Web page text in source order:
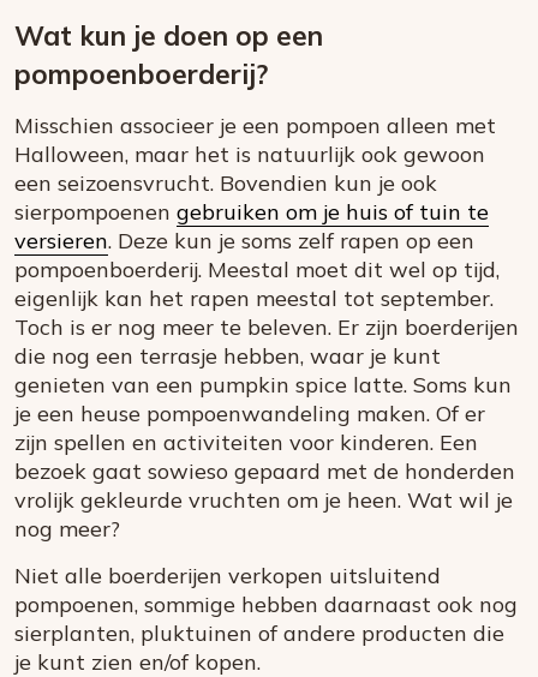
Wat kun je doen op een
pompoenboerderij?
Misschien associeer je een pompoen alleen met
Halloween, maar het is natuurlijk ook gewoon
een seizoensvrucht. Bovendien kun je ook
sierpompoenen gebruiken om je huis of tuin te
versieren. Deze kun je soms zelf rapen op een
pompoenboerderij. Meestal moet dit wel op tijd,
eigenlijk kan het rapen meestal tot september.
Toch is er nog meer te beleven. Er zijn boerderijen
die nog een terrasje hebben, waar je kunt
genieten van een pumpkin spice latte. Soms kun
je een heuse pompoenwandeling maken. Of er
zijn spellen en activiteiten voor kinderen. Een
bezoek gaat sowieso gepaard met de honderden
vrolijk gekleurde vruchten om je heen. Wat wil je
nog meer?
Niet alle boerderijen verkopen uitsluitend
pompoenen, sommige hebben daarnaast ook nog
sierplanten, pluktuinen of andere producten die
je kunt zien en/of kopen.